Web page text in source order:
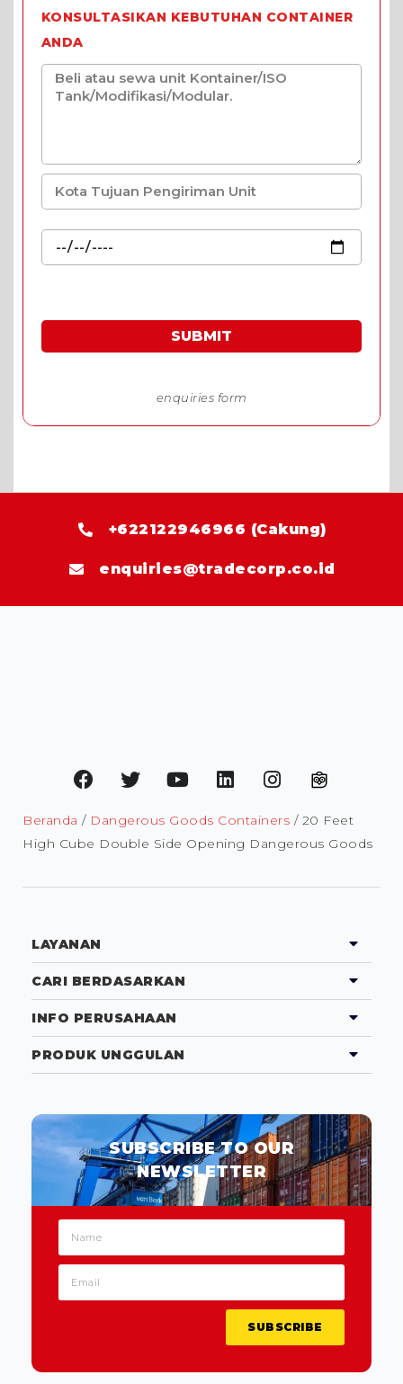
KONSULTASIKAN KEBUTUHAN CONTAINER
ANDA
SUBMIT
enquiries form
+622122946966 (Cakung)
enquiries@tradecorp.co.id
Beranda / Dangerous Goods Containers / 20 Feet
High Cube Double Side Opening Dangerous Goods
LAYANAN
CARI BERDASARKAN
INFO PERUSAHAAN
PRODUK UNGGULAN
SUBSCRIBE TO OUR
NEWSLETTER
SUBSCRIBE